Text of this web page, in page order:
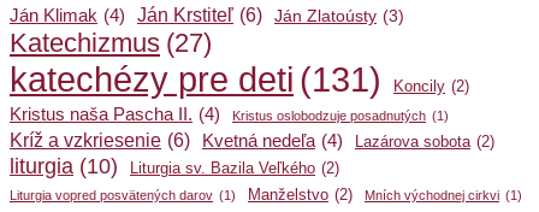
Ján Klimak (4) Ján Krstiteľ (6) Ján Zlatoústy (3)
Katechizmus (27)
katechézy pre deti (131) Koncily (2)
Kristus naša Pascha II. (4) Kristus oslobodzuje posadnutých (1)
Kríž a vzkriesenie (6) Kvetná nedeľa (4) Lazárova sobota (2)
liturgia (10) Liturgia sv. Bazila Veľkého (2)
Liturgia vopred posvätených darov (1) Manželstvo (2) Mních východnej cirkvi (1)